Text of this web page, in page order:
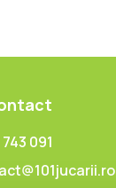
091